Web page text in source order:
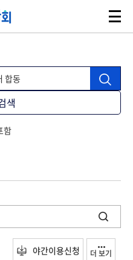
색
함
야간이용신청 더 보기